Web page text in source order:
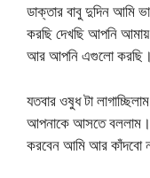
ডাক্তার বাবু দুদিন আমি
করছি দেখছি আপনি
আর আপনি এগুলো করছি।
যতবার ওষুধ টা
আপনাকে আসতে
করবেন আমি আর কাঁদবো